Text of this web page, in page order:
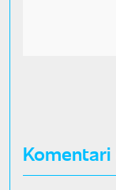
Komentari